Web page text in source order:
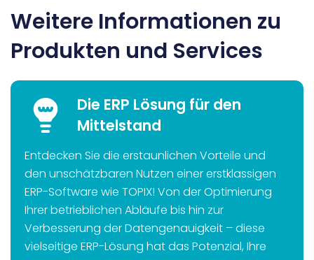
Weitere Informationen zu
Produkten und Services
Die ERP Lösung für den
Mittelstand
Entdecken Sie die erstaunlichen Vorteile und
den unschätzbaren Nutzen einer erstklassigen
ERP-Software wie TOPIX! Von der Optimierung
Ihrer betrieblichen Abläufe bis hin zur
Verbesserung der Datengenauigkeit – diese
vielseitige ERP-Lösung hat das Potenzial, Ihre